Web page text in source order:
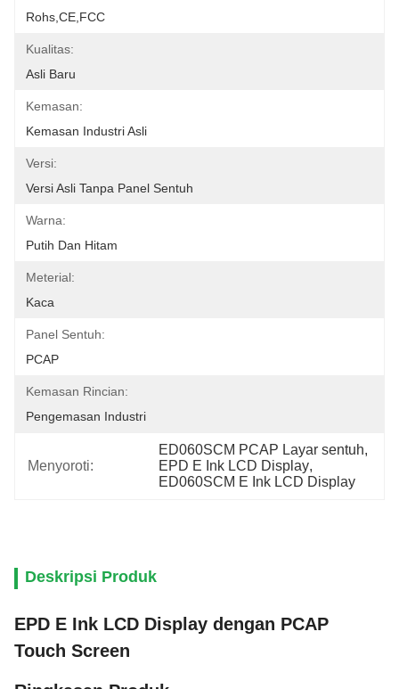
Rohs,CE,FCC
Kualitas:
Asli Baru
Kemasan:
Kemasan Industri Asli
Versi:
Versi Asli Tanpa Panel Sentuh
Warna:
Putih Dan Hitam
Meterial:
Kaca
Panel Sentuh:
PCAP
Kemasan Rincian:
Pengemasan Industri
Menyoroti:
ED060SCM PCAP Layar sentuh
EPD E Ink LCD Display,
ED060SCM E Ink LCD Display
Deskripsi Produk
EPD E Ink LCD Display dengan PCAP
Touch Screen